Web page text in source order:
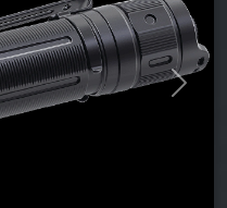
Next